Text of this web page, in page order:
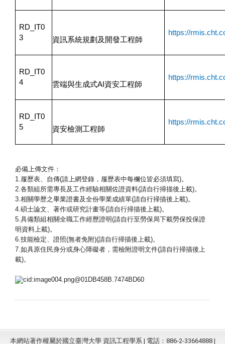
RD_IT0
3
資訊系統規劃及開發工程師
https://
RD_IT0
4
雲端與生成式AI資安工程師
https://
RD_IT0
5
資安檢測工程師
https://
必備上傳文件：
1.履歷表、自傳(請上網登錄，履歷表中每欄位皆必須填寫)。
2.各類組所需專長及工作經驗相關佐證資料(請自行掃描後上載)。
3.相關學歷之畢業證書及全份學業成績單(請自行掃描後上載)。
4.碩士論文、著作或研究計畫等(請自行掃描後上載)。
5.具備類組相關全職工作經歷證明(請自行至勞保局下載勞保投保證
明資料上載)。
6.技能檢定、證照(無者免附)(請自行掃描後上載)。
7.如具原住民身分或身心障礙者，需檢附證明文件(請自行掃描後上
載)。
本網站著作權屬於國立臺灣大學 資訊工程學系 | 電話：886-2-33664888 |